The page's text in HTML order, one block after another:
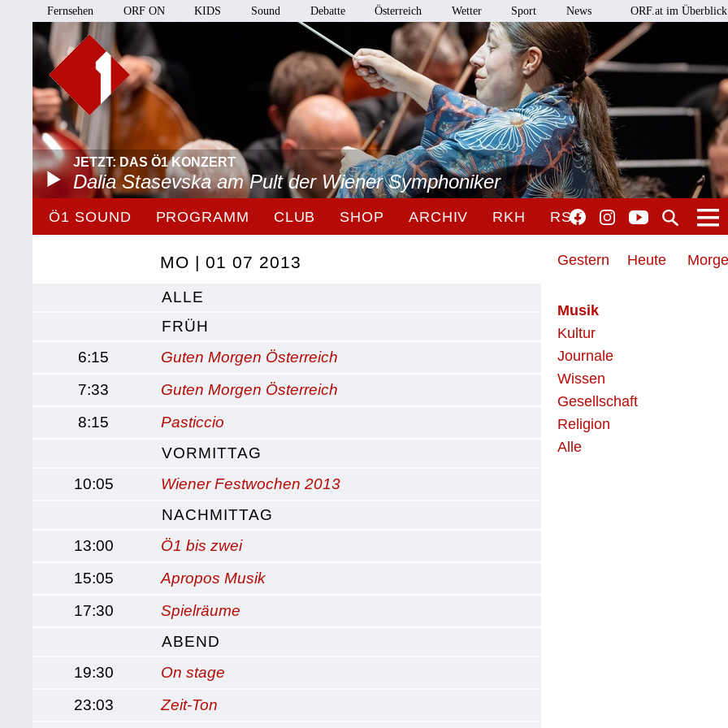
Fernsehen ORF ON KIDS Sound Debatte Österreich Wetter Sport News ORF.at im Überblick
JETZT: DAS Ö1 KONZERT
Dalia Stasevska am Pult der Wiener Symphoniker
Ö1 SOUND PROGRAMM CLUB SHOP ARCHIV RKH RSO
Gestern Heute
Musik
Kultur
Journale
Wissen
Gesellschaft
Religion
Alle
MO | 01 07 2013
ALLE
FRÜH
6:15
Guten Morgen Österreich
7:33
Guten Morgen Österreich
8:15
Pasticcio
VORMITTAG
10:05
Wiener Festwochen 2013
NACHMITTAG
13:00
Ö1 bis zwei
15:05
Apropos Musik
17:30
Spielräume
ABEND
19:30
On stage
23:03
Zeit-Ton